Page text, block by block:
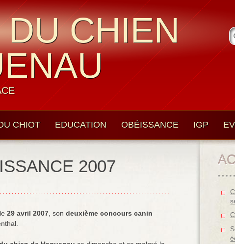
CHIEN
CHIOT EDUCATION OBÉISSANCE IGP
2007
29 avril 2007 , son deuxième concours canin